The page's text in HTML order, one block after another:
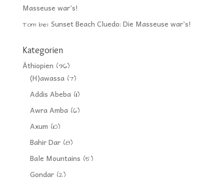
Masseuse war’s!
Tombei Sunset Beach Cluedo: Die Masseuse war’s!
Kategorien
Äthiopien (96)
(H)awassa(7)
Addis Abeba(11)
Awra Amba(6)
Axum (10)
Bahir Dar(8)
Bale Mountains (5)
Gondar(2)